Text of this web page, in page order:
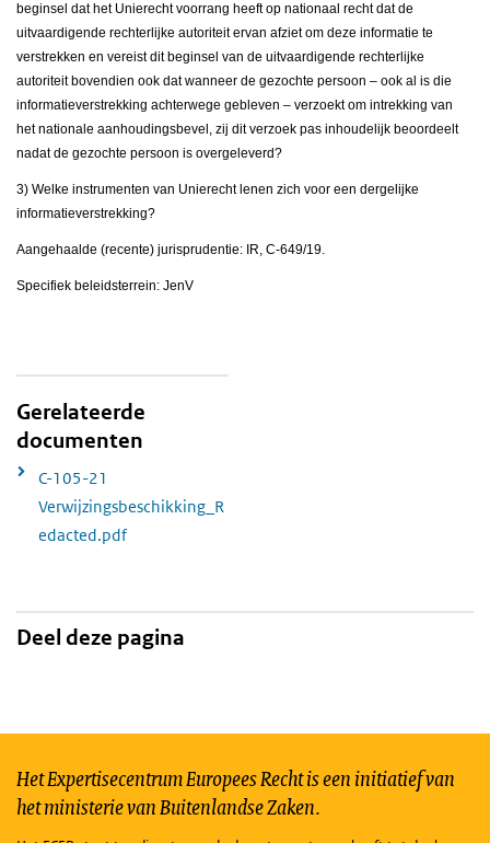
beginsel dat het Unierecht voorrang heeft op nationaal recht dat de
uitvaardigende rechterlijke autoriteit ervan afziet om deze informatie te
verstrekken en vereist dit beginsel van de uitvaardigende rechterlijke
autoriteit bovendien ook dat wanneer de gezochte persoon – ook al is die
informatieverstrekking achterwege gebleven – verzoekt om intrekking van
het nationale aanhoudingsbevel, zij dit verzoek pas inhoudelijk beoordeelt
nadat de gezochte persoon is overgeleverd?
3) Welke instrumenten van Unierecht lenen zich voor een dergelijke
informatieverstrekking?
Aangehaalde (recente) jurisprudentie: IR, C-649/19.
Specifiek beleidsterrein: JenV
Gerelateerde
documenten
C-105-21
Verwijzingsbeschikking_R
edacted.pdf
Deel deze pagina
Het Expertisecentrum Europees Recht is een initiatief van
het ministerie van Buitenlandse Zaken.